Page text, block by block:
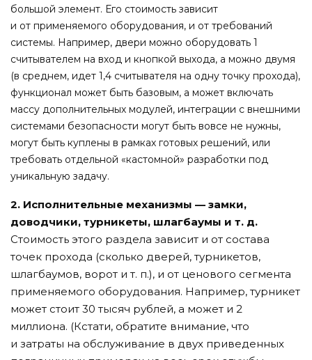
большой элемент. Его стоимость зависит
и от применяемого оборудования, и от требований
системы. Например, двери можно оборудовать 1
считывателем на вход и кнопкой выхода, а можно двумя
(в среднем, идет 1,4 считывателя на одну точку прохода),
функционал может быть базовым, а может включать
массу дополнительных модулей, интеграции с внешними
системами безопасности могут быть вовсе не нужны,
могут быть куплены в рамках готовых решений, или
требовать отдельной «кастомной» разработки под
уникальную задачу.
2. Исполнительные механизмы — замки,
доводчики, турникеты, шлагбаумы и т. д.
Стоимость этого раздела зависит и от состава
точек прохода (сколько дверей, турникетов,
шлагбаумов, ворот и т. п.), и от ценового сегмента
применяемого оборудования. Например, турникет
может стоит 30 тысяч рублей, а может и 2
миллиона. (Кстати, обратите внимание, что
и затраты на обслуживание в двух приведенных